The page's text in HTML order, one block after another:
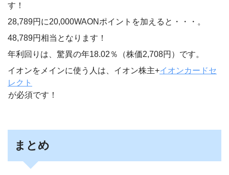
す！
28,789円に20,000WAONポイントを加えると・・・。
48,789円相当となります！
年利回りは、驚異の年18.02％（株価2,708円）です。
イオンをメインに使う人は、イオン株主+イオンカードセ
レクト
が必須です！
まとめ